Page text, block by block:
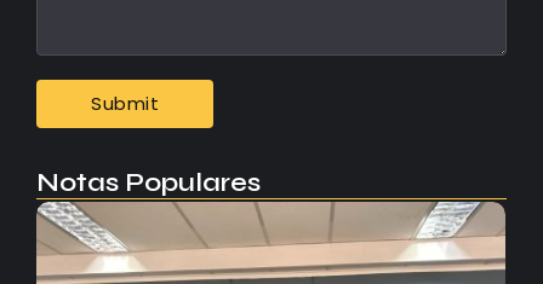
Notas Populares